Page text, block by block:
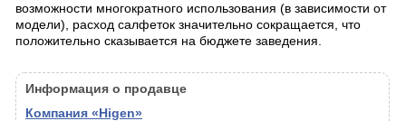
возможности многократного использования (в зависимости от
модели), расход салфеток значительно сокращается, что
положительно сказывается на бюджете заведения.
Информация о продавце
Компания «Higen»